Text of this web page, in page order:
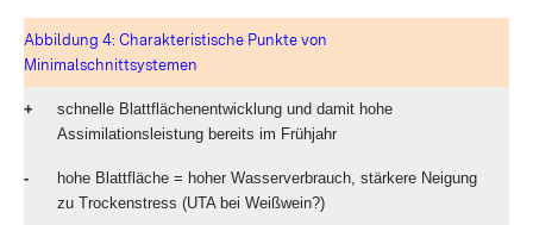
Abbildung 4: Charakteristische Punkte von
Minimalschnittsystemen
+
schnelle Blattflächenentwicklung und damit hohe
Assimilationsleistung bereits im Frühjahr
-
hohe Blattfläche = hoher Wasserverbrauch, stärkere Neigung
zu Trockenstress (UTA bei Weißwein?)